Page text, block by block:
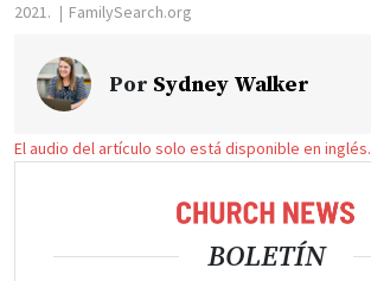
2021.
FamilySearch.org
Por Sydney Walker
El audio del artículo solo está disponible en inglés.
BOLETÍN